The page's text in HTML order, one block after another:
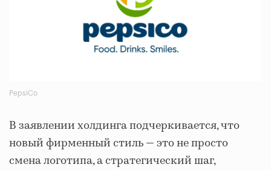
PepsiCo
В заявлении холдинга подчеркивается, что
новый фирменный стиль — это не просто
смена логотипа, а стратегический шаг,